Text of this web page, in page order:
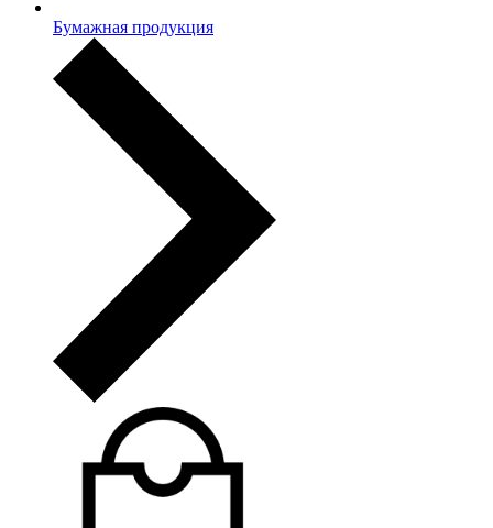
Бумажная продукция